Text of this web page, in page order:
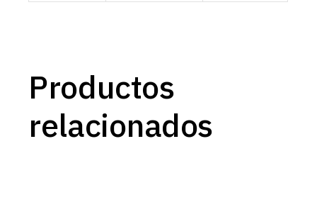
Productos
relacionados